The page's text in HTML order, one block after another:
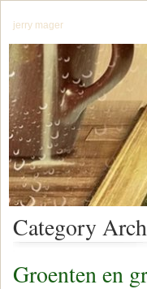
jerry mager
Category
Groenten en